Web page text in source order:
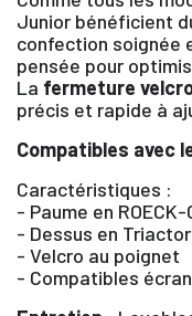
Junior bénéficient
confection soignée
pensée pour
La fermeture
précis et rapide à
Compatibles avec
Caractéristiques :
- Paume en
- Dessus en
- Velcro au poignet
- Compatibles
×
Vous devez être
produits dans